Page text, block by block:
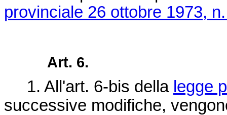
provinciale 26 ottobre 1973,
Art. 6.
1. All'art. 6-bis della legge
successive modifiche,